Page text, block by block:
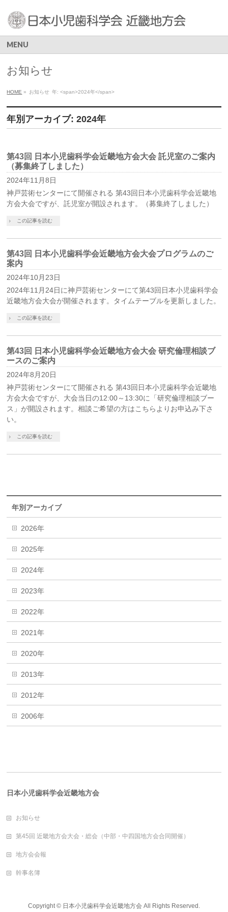
MENU
お知らせ
HOME » お知らせ 年: <span>2024年</span>
年別アーカイブ: 2024年
第43回 日本小児歯科学会近畿地方会大会 託児室のご案内
（募集終了しました）
2024年11月8日
神戸芸術センターにて開催される 第43回日本小児歯科学会近畿地
方会大会ですが、託児室が開設されます。（募集終了しました）
この記事を読む
第43回 日本小児歯科学会近畿地方会大会プログラムのご
案内
2024年10月23日
2024年11月24日に神戸芸術センターにて第43回日本小児歯科学会
近畿地方会大会が開催されます。タイムテーブルを更新しました。
この記事を読む
第43回 日本小児歯科学会近畿地方会大会 研究倫理相談ブ
ースのご案内
2024年8月20日
神戸芸術センターにて開催される 第43回日本小児歯科学会近畿地
方会大会ですが、大会当日の12:00～13:30に「研究倫理相談ブー
ス」が開設されます。相談ご希望の方はこちらよりお申込み下さ
い。
この記事を読む
年別アーカイブ
2026年
2025年
2024年
2023年
2022年
2021年
2020年
2013年
2012年
2006年
日本小児歯科学会近畿地方会
お知らせ
第45回 近畿地方会大会・総会（中部・中四国地方会合同開催）
地方会会報
幹事名簿
Copyright © 日本小児歯科学会近畿地方会All Rights Reserved.